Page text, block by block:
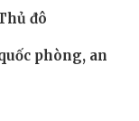
đô
phòng, an